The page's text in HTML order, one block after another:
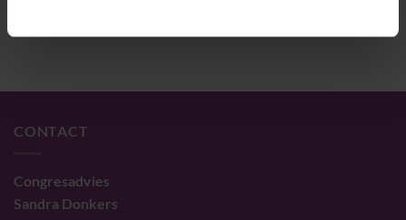
CONTACT
Congresadvies
Sandra Donkers